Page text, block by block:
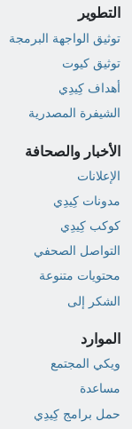
التطوير
توثيق الواجهة البرمجة
توثيق كيوت
أهداف كِيدِي
الشيفرة المصدرية
الأخبار والصحافة
الإعلانات
مدونات كِيدِي
كوكب كِيدِي
التواصل الصحفي
محتويات متنوعة
الشكر إلى
الموارد
ويكي المجتمع
مساعدة
حمل برامج كِيدِي